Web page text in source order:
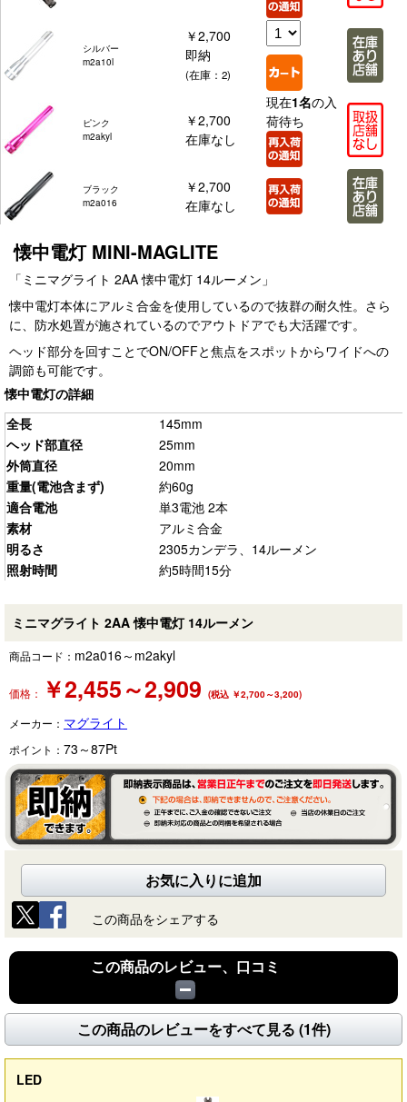
シルバー
m2a10l
￥2,700
即納
(在庫：2)
ピンク
m2akyl
￥2,700
在庫なし
現在1名の入
荷待ち
ブラック
m2a016
￥2,700
在庫なし
懐中電灯 MINI-MAGLITE
「ミニマグライト 2AA 懐中電灯 14ルーメン」
懐中電灯本体にアルミ合金を使用しているので抜群の耐久性。さら
に、防水処置が施されているのでアウトドアでも大活躍です。
ヘッド部分を回すことでON/OFFと焦点をスポットからワイドへの
調節も可能です。
懐中電灯の詳細
全長
145mm
ヘッド部直径
25mm
外筒直径
20mm
重量(電池含まず)
約60g
適合電池
単3電池 2本
素材
アルミ合金
明るさ
2305カンデラ、14ルーメン
照射時間
約5時間15分
ミニマグライト 2AA 懐中電灯 14ルーメン
商品コード： m2a016～m2akyl
価格： ￥2,455～2,909 (税込 ￥2,700～3,200)
メーカー： マグライト
ポイント： 73～87Pt
お気に入りに追加
この商品をシェアする
この商品のレビュー、口コミ
この商品のレビューをすべて見る (1件)
LED